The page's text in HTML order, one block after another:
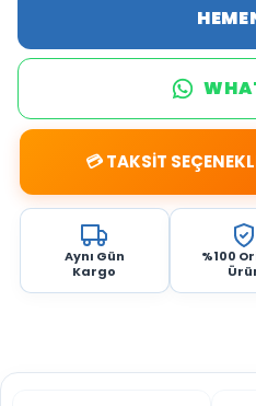
💳 TAKSİT
Aynı Gün
Kargo
%100